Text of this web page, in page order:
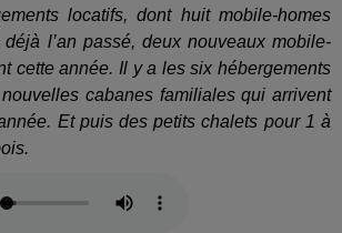
locatifs, dont huit mobile-homes
l’an passé, deux nouveaux mobile-
cette année. Il y a les six hébergements
cabanes familiales qui arrivent
Et puis des petits chalets pour 1 à